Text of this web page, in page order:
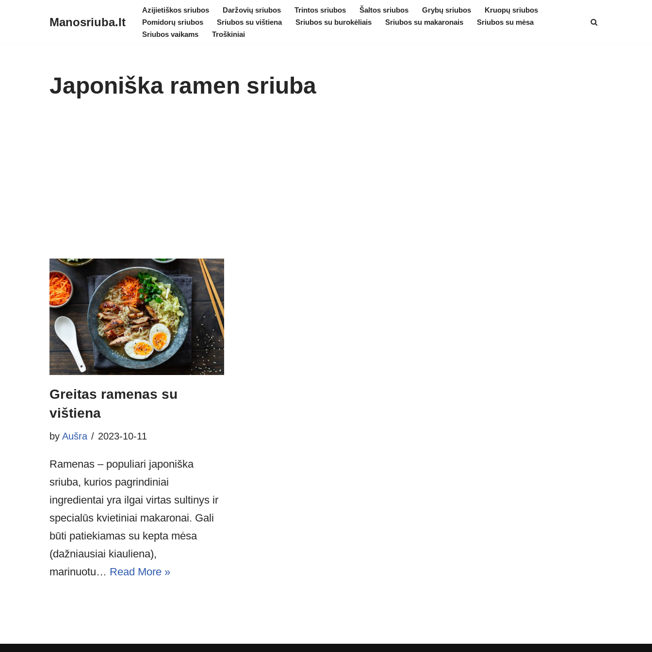
Manosriuba.lt
Azijietiškos sriubos Daržovių sriubos Trintos sriubos Šaltos sriubos Grybų sriubos
Kruopų sriubos
Pomidorų sriubos
Sriubos su vištiena Sriubos su burokėliais Sriubos su makaronais
Sriubos su mėsa
Sriubos vaikams
Troškiniai
Japoniška ramen sriuba
Greitas ramenas su
vištiena
by Aušra 2023-10-11
Ramenas – populiari japoniška
sriuba, kurios pagrindiniai
ingredientai yra ilgai virtas sultinys ir
specialūs kvietiniai makaronai. Gali
būti patiekiamas su kepta mėsa
(dažniausiai kiauliena),
marinuotu… Read More »